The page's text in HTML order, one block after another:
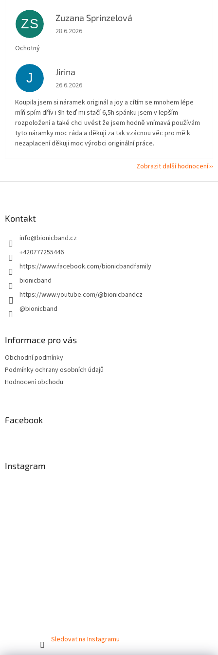
ZS Zuzana Sprinzelová
Hodnocení obchodu je 5 z 5 hvězdiček.
28.6.2026
Ochotný
J Jirina
Hodnocení obchodu je 5 z 5 hvězdiček.
26.6.2026
Koupila jsem si náramek originál a joy a cítím se mnohem lépe
míň spím dřív i 9h teď mi stačí 6,5h spánku jsem v lepším
rozpoložení a také chci uvést že jsem hodně vnímavá používám
tyto náramky moc ráda a děkuji za tak vzácnou věc pro mě k
nezaplacení děkuji moc výrobci originální práce.
Zobrazit další hodnocení
Kontakt
info@bionicband.cz
+420777255446
https://www.facebook.com/bionicbandfamily
bionicband
https://www.youtube.com/@bionicbandcz
@bionicband
Informace pro vás
Obchodní podmínky
Podmínky ochrany osobních údajů
Hodnocení obchodu
Facebook
Instagram
Sledovat na Instagramu